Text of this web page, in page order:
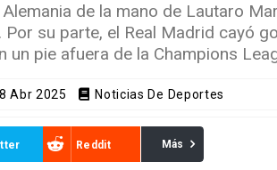
de la mano de Lautaro
su parte, el Real Madrid cayó
un pie afuera de la Champions
Abr 2025 Noticias De Deportes
Reddit Más